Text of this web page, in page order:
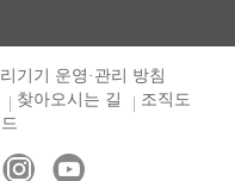
기기 운영·관리 방침
찾아오시는 길
조직도